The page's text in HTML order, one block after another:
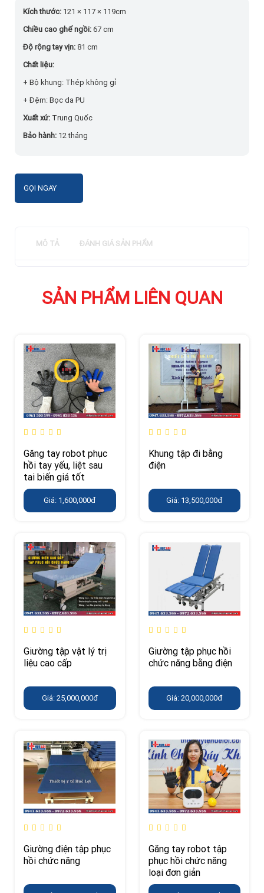
Kích thước: 121 × 117 × 119cm
Chiều cao ghế ngồi:67 cm
Độ rộng tay vịn:81 cm
Chất liệu:
+ Bộ khung: Thép không gỉ
+ Đệm: Bọc da PU
Xuất xứ: Trung Quốc
Bảo hành: 12 tháng
GỌI NGAY
MÔ TẢ ĐÁNH GIÁ SẢN PHẨM
SẢN PHẨM LIÊN QUAN
Găng tay robot phục
hồi tay yếu, liệt sau
tai biến giá tốt
Giá: 1,600,000đ
Khung tập đi bằng
điện
Giá: 13,500,000đ
Giường tập vật lý trị
liệu cao cấp
Giá: 25,000,000đ
Giường tập phục hồi
chức năng bằng điện
Giá: 20,000,000đ
Giường điện tập phục
hồi chức năng
Găng tay robot tập
phục hồi chức năng
loại đơn giản